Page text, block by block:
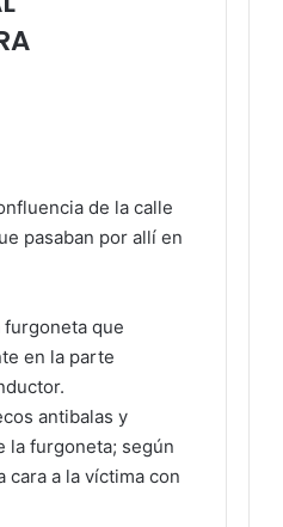
de la calle
pasaban por allí en
que
en la parte
antibalas y
la furgoneta; según
a la víctima con